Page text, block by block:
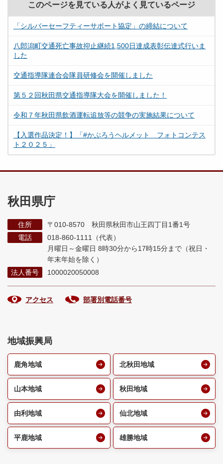
このページを見ている人がよく見ているページ
「シルバーセーフティーサポート協定」の締結について
八郎潟町交通死亡事故抑止継続1,500日達成表彰伝達式行いま
した
交通指導隊連合会隊員研修会を開催しました
第５２回秋田県交通指導隊大会を開催しました！
令和７年秋田県飲酒運転追放等の競争の実施結果について
【入選作品決定！】「#かぶろうヘルメット フォトコンテス
ト２０２５」
秋田県庁
住所
〒010-8570 秋田県秋田市山王四丁目1番1号
電話
018-860-1111（代表）
月曜日～金曜日 8時30分から17時15分まで （祝日・
年末年始を除く）
法人番号
1000020050008
アクセス 部署別電話番号
地域振興局
鹿角地域 北秋田地域
山本地域 秋田地域
由利地域 仙北地域
平鹿地域 雄勝地域